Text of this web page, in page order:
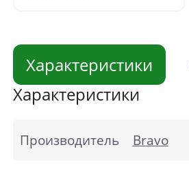
Характеристики
Характеристики
Производитель Bravo